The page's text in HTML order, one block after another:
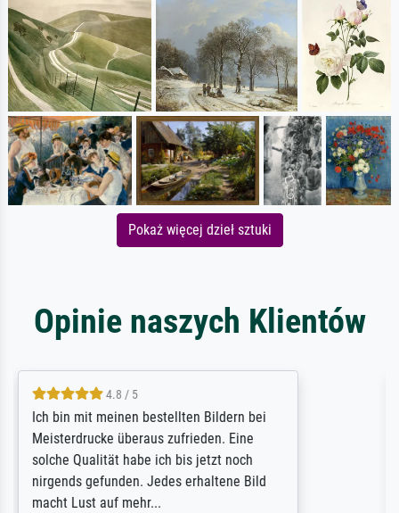
Pokaż więcej dzieł sztuki
Opinie naszych Klientów
Rundum positive Erfahrung. Die Ausführung
des Auftrags hat eine Weile gedauert, die
angekündigte Lieferzeit wurde aber
letztlich sogar etwas unterschritten. Die
Qualität des Papiers und des Drucks